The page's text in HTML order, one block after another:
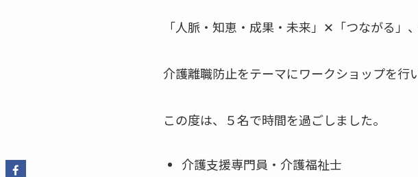
「人脈・知恵・成果・未来」✕「つながる」
介護離職防止をテーマにワークショップを行
この度は、５名で時間を過ごしました。
介護支援専門員・介護福祉士